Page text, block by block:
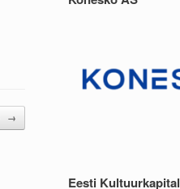
→
Eesti Kultuurkapital